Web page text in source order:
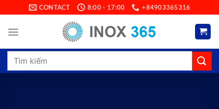
to
content
CONTACT 8:00 - 17:00 +84903365316
Search